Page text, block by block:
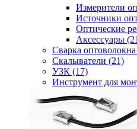
Измерители
Источники
Оптические
Аксессуары
Сварка оптоволокна
Скалыватели (21)
УЗК (17)
Инструмент для